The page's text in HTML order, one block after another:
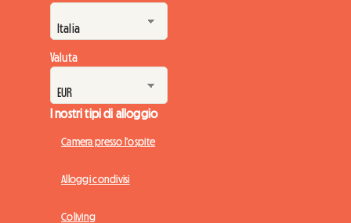
Valuta
I nostri tipi di alloggio
Camera presso l'ospite
Alloggi condivisi
Coliving